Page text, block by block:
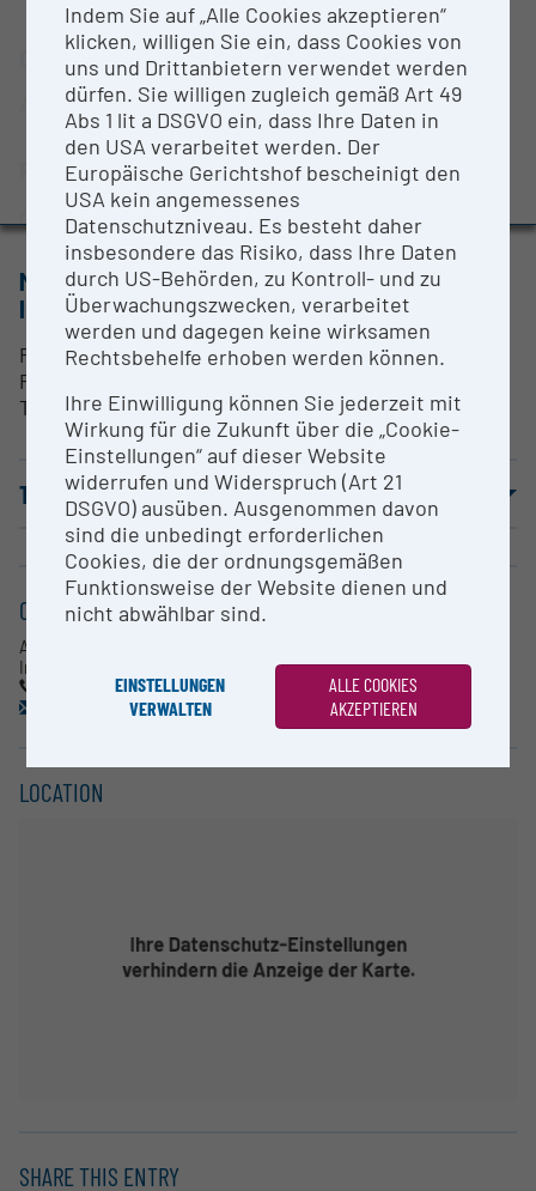
Research infrastructure databases / Research
infrastructure networks
BMBWF Research Infrastructure Database:
Evaluation Study 2022
Awards and press releases
CONTACT PERSON
Angelika Menner
RESEARCH SERVICES
nach Vereinbarung - siehe Kontakt
METHODS & EXPERTISE FOR RESEARCH
INFRASTRUCTURE
Polymermaterialien; Verbundwerkstoffe;
Polymerfasern; Harze; thermoplastische Polymere;
Thermosets
TERMS OF USE
CONTACT
Angelika Menner
Institut für Materialchemie
T: +43-1-4277-71303
angelika.menner@univie.ac.at
LOCATION
SHARE THIS ENTRY
Indem Sie auf „Alle Cookies akzeptieren“
klicken, willigen Sie ein, dass Cookies von
uns und Drittanbietern verwendet werden
dürfen. Sie willigen zugleich gemäß Art 49
Abs 1 lit a DSGVO ein, dass Ihre Daten in
den USA verarbeitet werden. Der
Europäische Gerichtshof bescheinigt den
USA kein angemessenes
Datenschutzniveau. Es besteht daher
insbesondere das Risiko, dass Ihre Daten
durch US-Behörden, zu Kontroll- und zu
Überwachungszwecken, verarbeitet
werden und dagegen keine wirksamen
Rechtsbehelfe erhoben werden können.
Ihre Einwilligung können Sie jederzeit mit
Wirkung für die Zukunft über die „Cookie-
Einstellungen“ auf dieser Website
widerrufen und Widerspruch (Art 21
DSGVO) ausüben. Ausgenommen davon
sind die unbedingt erforderlichen
Cookies, die der ordnungsgemäßen
Funktionsweise der Website dienen und
nicht abwählbar sind.
EINSTELLUNGEN
VERWALTEN
ALLE COOKIES
AKZEPTIEREN